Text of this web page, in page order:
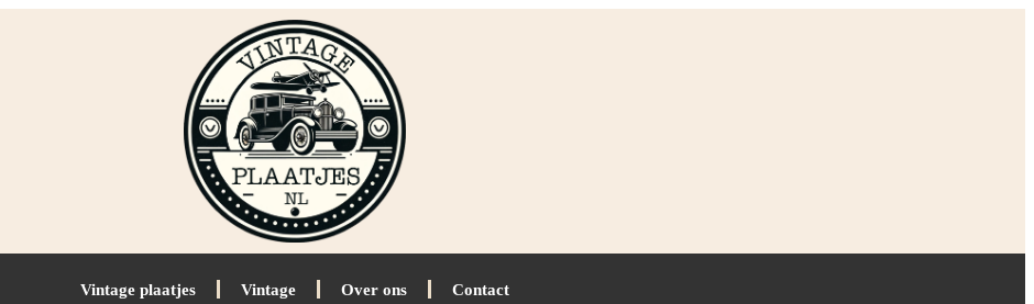
Vintage plaatjes Vintage Over ons Contact